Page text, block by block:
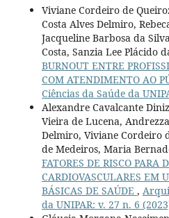
Viviane Cordeiro de
Costa Alves Delmiro,
Jacqueline Barbosa da
Costa, Sanzia Lee Plácido
BURNOUT ENTRE
COM ATENDIMENTO AO
Ciências da Saúde da
Alexandre Cavalcante
Vieira de Lucena,
Delmiro, Viviane Cordeiro
de Medeiros, Maria
FATORES DE RISCO PARA
CARDIOVASCULARES EM
BÁSICAS DE SAÚDE ,
da UNIPAR: v. 27 n. 6